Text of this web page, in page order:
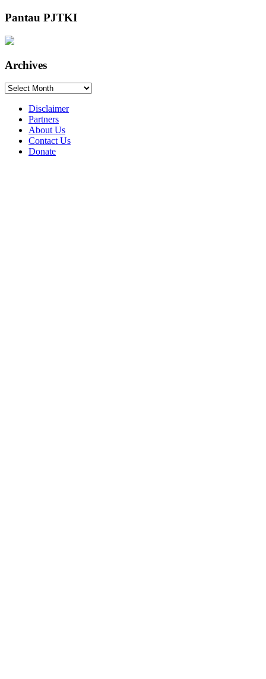
Pantau PJTKI
Archives
Archives
Disclaimer
Partners
About Us
Contact Us
Donate